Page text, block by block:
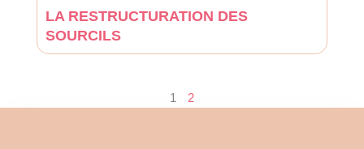
LA RESTRUCTURATION DES
SOURCILS
1 2